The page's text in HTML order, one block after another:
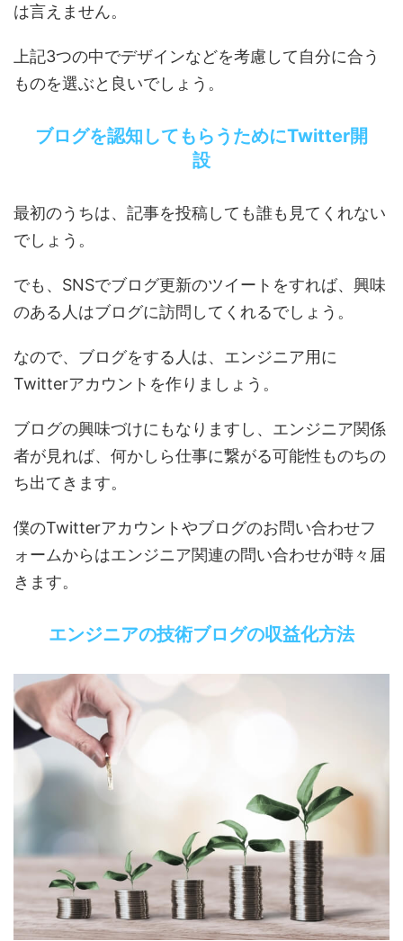
は言えません。
上記3つの中でデザインなどを考慮して自分に合う
ものを選ぶと良いでしょう。
ブログを認知してもらうためにTwitter開
設
最初のうちは、記事を投稿しても誰も見てくれない
でしょう。
でも、SNSでブログ更新のツイートをすれば、興味
のある人はブログに訪問してくれるでしょう。
なので、ブログをする人は、エンジニア用に
Twitterアカウントを作りましょう。
ブログの興味づけにもなりますし、エンジニア関係
者が見れば、何かしら仕事に繋がる可能性ものちの
ち出てきます。
僕のTwitterアカウントやブログのお問い合わせフ
ォームからはエンジニア関連の問い合わせが時々届
きます。
エンジニアの技術ブログの収益化方法